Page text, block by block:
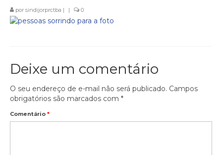
por sindijorprctba | | 0
Deixe um comentário
O seu endereço de e-mail não será publicado. Campos
obrigatórios são marcados com *
Comentário *